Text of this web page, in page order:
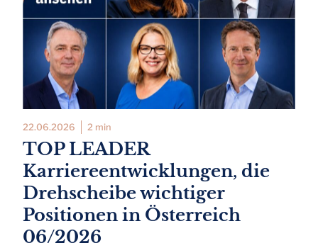
22.06.2026 2 min
TOP LEADER
Karriereentwicklungen, die
Drehscheibe wichtiger
Positionen in Österreich
06/2026